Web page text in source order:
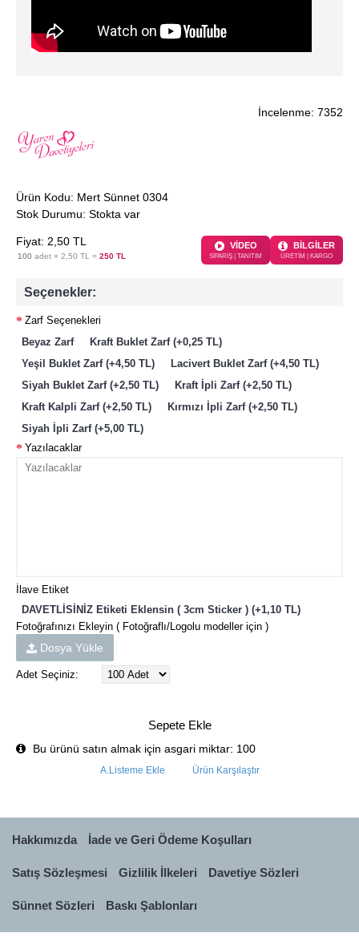
İncelenme: 7352
Ürün Kodu: Mert Sünnet 0304
Stok Durumu: Stokta var
Fiyat: 2 ,50 TL
100 adet × 2,50 TL = 250 TL
VİDEO
SİPARİŞ | TANITIM
BİLGİLER
ÜRETİM | KARGO
Seçenekler:
Zarf Seçenekleri
Beyaz Zarf
Kraft Buklet Zarf (+0,25 TL)
Yeşil Buklet Zarf (+4,50 TL)
Lacivert Buklet Zarf (+4,50 TL)
Siyah Buklet Zarf (+2,50 TL)
Kraft İpli Zarf (+2,50 TL)
Kraft Kalpli Zarf (+2,50 TL)
Kırmızı İpli Zarf (+2,50 TL)
Siyah İpli Zarf (+5,00 TL)
Yazılacaklar
İlave Etiket
DAVETLİSİNİZ Etiketi Eklensin ( 3cm Sticker ) (+1,10 TL)
Fotoğrafınızı Ekleyin ( Fotoğraflı/Logolu modeller için )
Dosya Yükle
Adet Seçiniz:
Sepete Ekle
Bu ürünü satın almak için asgari miktar: 100
A.Listeme Ekle Ürün Karşılaştır
Hakkımızda İade ve Geri Ödeme Koşulları
Satış Sözleşmesi Gizlilik İlkeleri Davetiye Sözleri
Sünnet Sözleri Baskı Şablonları